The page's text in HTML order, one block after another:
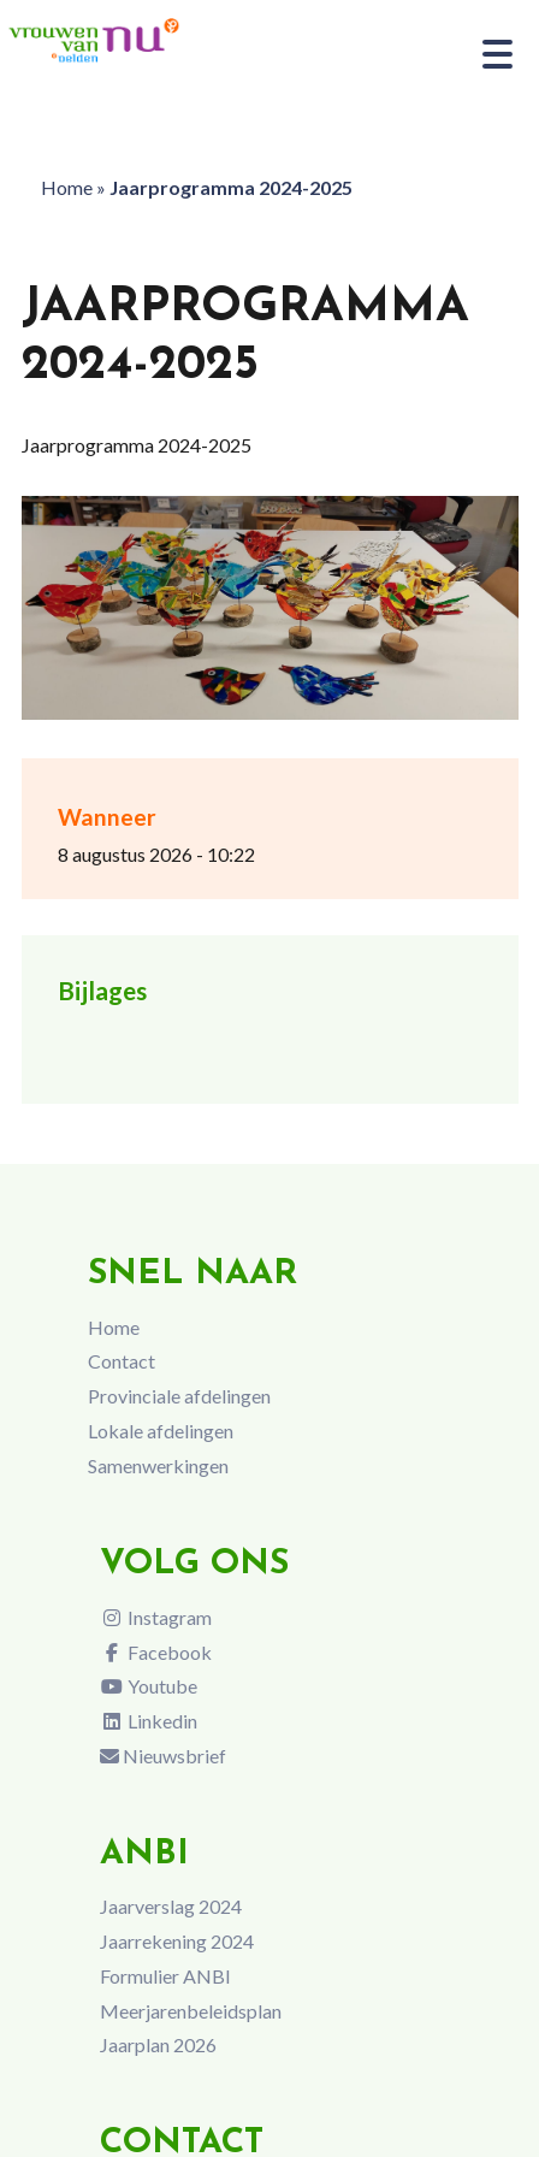
Home» Jaarprogramma 2024-2025
Wanneer
8 augustus 2026 - 10:22
Bijlages
JAARPROGRAMMA
2024-2025
Jaarprogramma 2024-2025
SNEL NAAR
Home
Contact
Provinciale afdelingen
Lokale afdelingen
Samenwerkingen
VOLG ONS
Instagram
Facebook
Youtube
Linkedin
Nieuwsbrief
ANBI
Jaarverslag 2024
Jaarrekening 2024
Formulier ANBI
Meerjarenbeleidsplan
Jaarplan 2026
CONTACT